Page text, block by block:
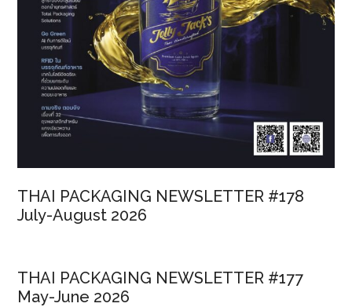
THAI PACKAGING NEWSLETTER #178
July-August 2026
THAI PACKAGING NEWSLETTER #177
May-June 2026